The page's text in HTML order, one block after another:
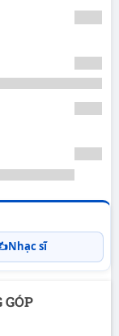
Nhạc sĩ